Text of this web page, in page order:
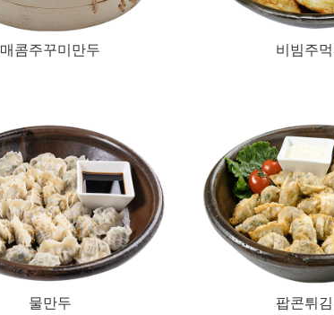
매콤주꾸미만두 비빔주
물만두 팝콘튀